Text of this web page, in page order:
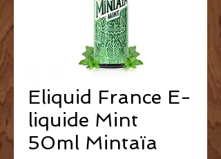
Eliquid France E-
liquide Mint
50ml Mintaïa